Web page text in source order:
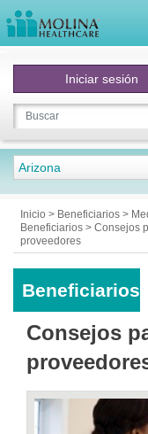
Iniciar sesión
Arizona
Inicio > Beneficiarios >
Beneficiarios > Consejos
proveedores
Beneficiarios
Consejos